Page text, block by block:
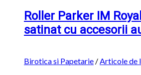
Roller Parker IM
satinat cu accesorii
Birotica si Papetarie /Articole de